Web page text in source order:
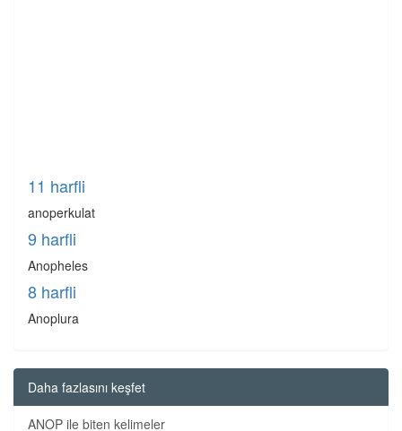
11 harfli
anoperkulat
9 harfli
Anopheles
8 harfli
Anoplura
Daha fazlasını keşfet
ANOP ile biten kelimeler